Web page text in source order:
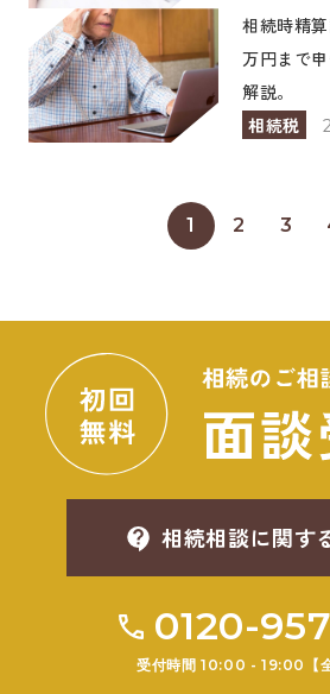
相続時精
万円まで
解説。
相続税
1 2 3
相続相談に関す
0120-
受付時間 10:00 - 19:00【全